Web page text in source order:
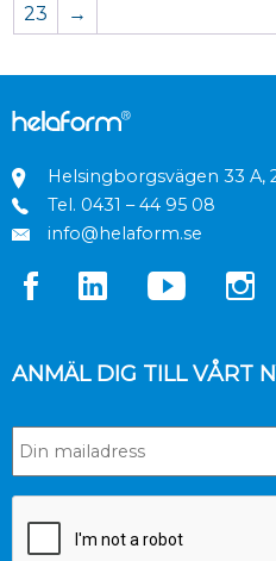
23
→
Helsingborgsvägen 33 A,
Tel. 0431 – 44 95 08
info@helaform.se
ANMÄL DIG TILL VÅRT